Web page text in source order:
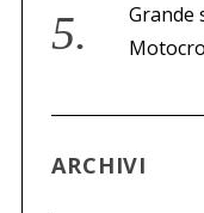
Grande
ARCHIVI